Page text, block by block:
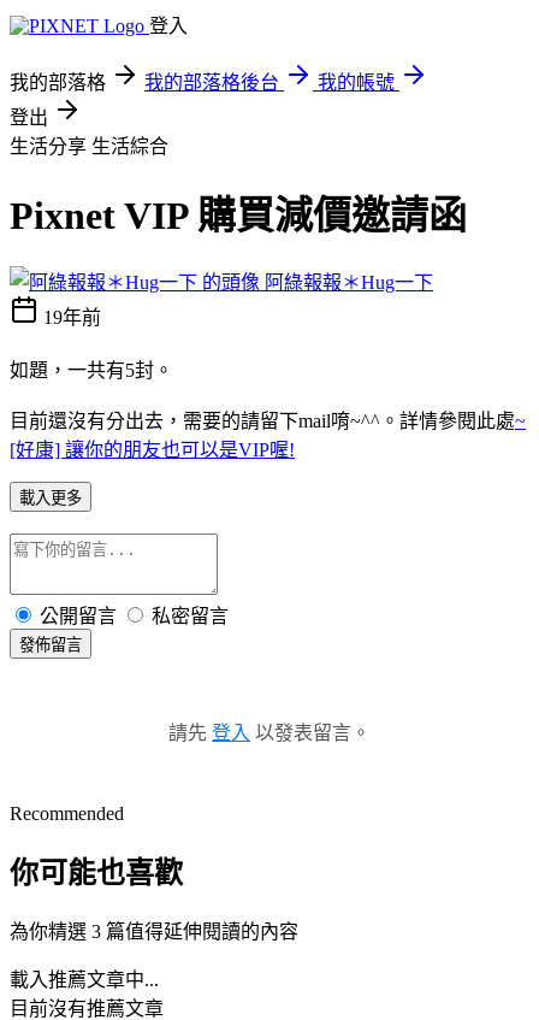
登入
我的部落格 我的部落格後台
我的帳號
登出
生活分享 生活綜合
Pixnet VIP 購買減價邀請函
阿綠報報＊Hug一下
19年前
如題，一共有5封。
目前還沒有分出去，需要的請留下mail唷~^^。詳情參閱此處~
[好康] 讓你的朋友也可以是VIP喔!
載入更多
公開留言 私密留言
發佈留言
請先 登入 以發表留言。
Recommended
你可能也喜歡
為你精選 3 篇值得延伸閱讀的內容
載入推薦文章中...
目前沒有推薦文章